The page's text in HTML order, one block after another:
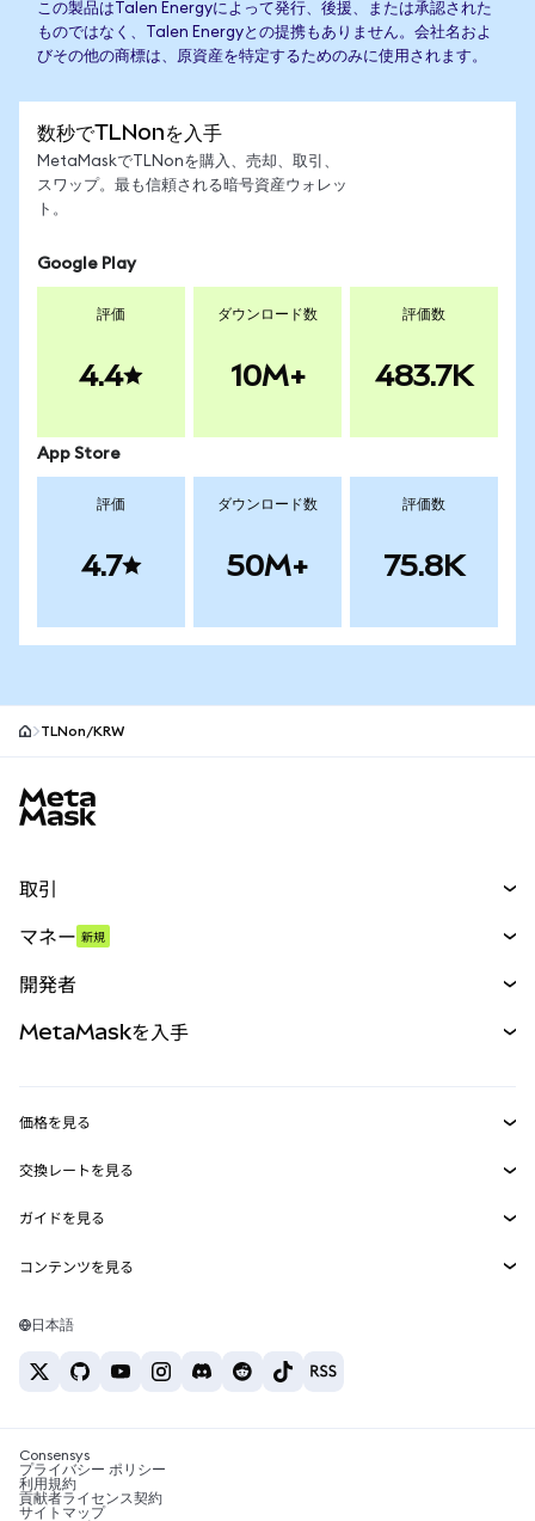
この製品はTalen Energyによって発行、後援、または承認された
ものではなく、Talen Energyとの提携もありません。会社名およ
びその他の商標は、原資産を特定するためのみに使用されます。
数秒でTLNonを入手
MetaMaskでTLNonを購入、売却、取引、
スワップ。最も信頼される暗号資産ウォレッ
ト。
Google Play
評価
4.4
ダウンロード数
10M+
評価数
483.7K
App Store
評価
4.7
ダウンロード数
50M+
評価数
75.8K
TLNon/KRW
取引
パーペチュアル
RWA
マネー 新規
開発者
MetaMask Connect
Snaps
Web3サービス
MetaMaskを入手
セキュリティ
サポート
キャリア
お問い合わせ
価格を見る
イーサリアムの価格
Solanaの価格
Tetherの価格
交換レートを見る
ETH→USD
USDT→INR
BTC→INR
ETH→USDT
ガイドを見る
ETHの購入
USDTの購入
SHIBの購入
BNBの購入
コンテンツを見る
Solanaウォレット
税制関連ニュース
暗号資産の購入方法は？
日本語
Consensys
プライバシー ポリシー
利用規約
貢献者ライセンス契約
サイトマップ